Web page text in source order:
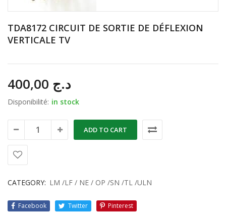
TDA8172 CIRCUIT DE SORTIE DE DÉFLEXION
VERTICALE TV
د.ج
Disponibilité: in stock
ADD TO CART
CATEGORY: LM /LF / NE / OP /SN /TL /ULN
Facebook Twitter Pinterest